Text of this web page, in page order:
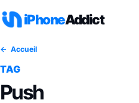
iPhoneAddict
Accueil
TAG
Push